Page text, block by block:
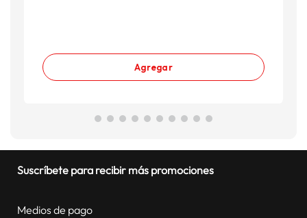
Agregar
Suscríbete para recibir más promociones
Medios de pago